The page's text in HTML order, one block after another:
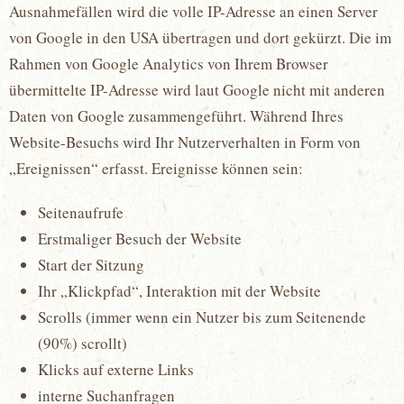
Ausnahmefällen wird die volle IP-Adresse an einen Server
von Google in den USA übertragen und dort gekürzt. Die im
Rahmen von Google Analytics von Ihrem Browser
übermittelte IP-Adresse wird laut Google nicht mit anderen
Daten von Google zusammengeführt. Während Ihres
Website-Besuchs wird Ihr Nutzerverhalten in Form von
„Ereignissen“ erfasst. Ereignisse können sein:
Seitenaufrufe
Erstmaliger Besuch der Website
Start der Sitzung
Ihr „Klickpfad“, Interaktion mit der Website
Scrolls (immer wenn ein Nutzer bis zum Seitenende
(90%) scrollt)
Klicks auf externe Links
interne Suchanfragen